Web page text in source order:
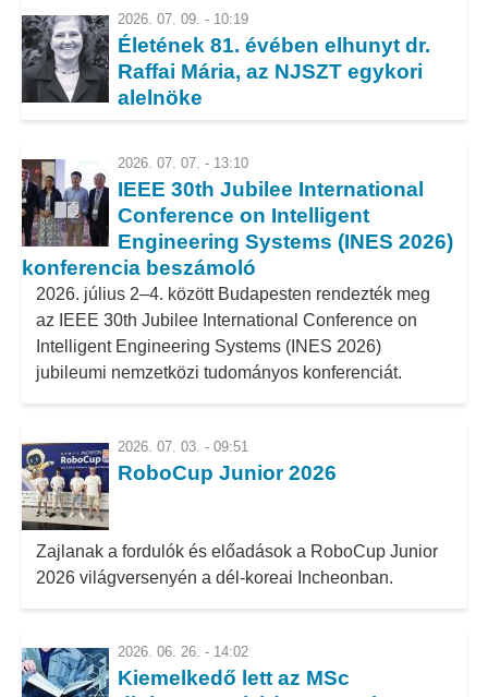
2026. 07. 09. - 10:19
Életének 81. évében elhunyt dr.
Raffai Mária, az NJSZT egykori
alelnöke
2026. 07. 07. - 13:10
IEEE 30th Jubilee International
Conference on Intelligent
Engineering Systems (INES 2026)
konferencia beszámoló
2026. július 2–4. között Budapesten rendezték meg
az IEEE 30th Jubilee International Conference on
Intelligent Engineering Systems (INES 2026)
jubileumi nemzetközi tudományos konferenciát.
2026. 07. 03. - 09:51
RoboCup Junior 2026
Zajlanak a fordulók és előadások a RoboCup Junior
2026 világversenyén a dél-koreai Incheonban.
2026. 06. 26. - 14:02
Kiemelkedő lett az MSc